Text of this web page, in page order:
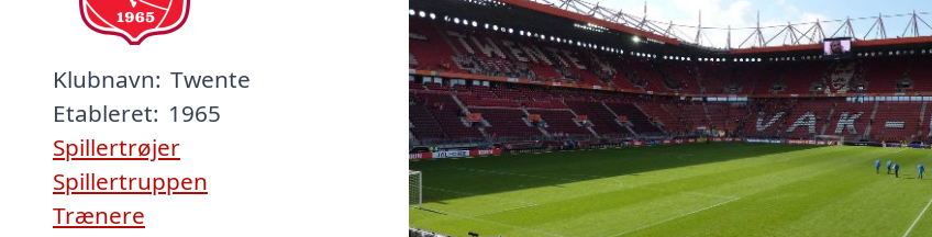
Klubnavn: Twente
Etableret: 1965
Spillertrøjer
Spillertruppen
Trænere